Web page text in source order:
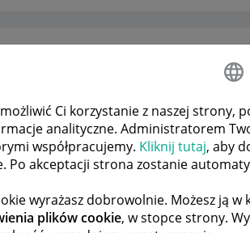
Ci korzystanie z naszej strony,
analityczne. Administratorem
współpracujemy. Kliknij tutaj, aby
Po akceptacji strona zostanie
wyrażasz dobrowolnie. Możesz ją w
plików cookie, w stopce strony.
odbiera przesyłki
NASTĘPNA